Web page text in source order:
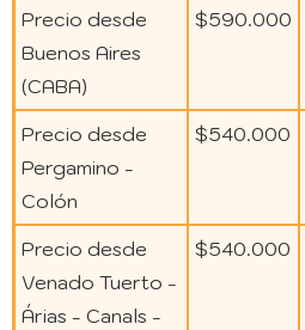
Precio desde
Buenos Aires
(CABA)
$590.000
Precio desde
Pergamino -
Colón
$540.000
Precio desde
Venado Tuerto -
Árias - Canals -
$540.000